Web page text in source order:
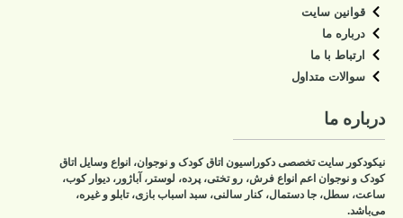
قوانین سایت
درباره ما
ارتباط با ما
سوالات متداول
درباره ما
نیکودکور سایت تخصصی دکوراسیون اتاق کودک و نوجوان، انواع وسایل اتاق
کودک و نوجوان اعم انواع فرش، رو تختی، پرده، لوستر، آباژور، دیوار کوب،
ساعت، سطل، جا دستمال، کنار سالنی، سبد اسباب بازی، تابلو و غیره،
می‌باشد.